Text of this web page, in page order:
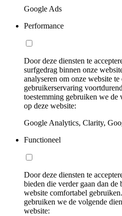
Google Ads
Performance
Door deze diensten te
surfgedrag binnen onze
analyseren om onze website
gebruikerservaring
toestemming gebruiken we de
op deze website:
Google Analytics, Clarity,
Functioneel
Door deze diensten te
bieden die verder gaan dan de
website comfortabel
gebruiken we de volgende
website: